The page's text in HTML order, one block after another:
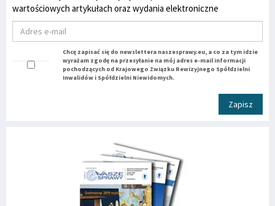
wartościowych artykułach oraz wydania elektroniczne
Chcę zapisać się do newslettera naszesprawy.eu, a co za tym idzie
wyrażam zgodę na przesyłanie na mój adres e-mail informacji
pochodzących od Krajowego Związku Rewizyjnego Spółdzielni
Inwalidów i Spółdzielni Niewidomych.
Zapisz